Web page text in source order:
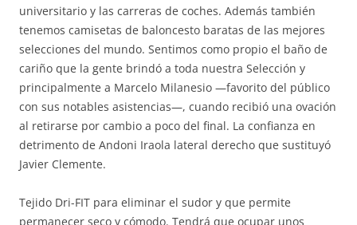
universitario y las carreras de coches. Además también
tenemos camisetas de baloncesto baratas de las mejores
selecciones del mundo. Sentimos como propio el baño de
cariño que la gente brindó a toda nuestra Selección y
principalmente a Marcelo Milanesio —favorito del público
con sus notables asistencias—, cuando recibió una ovación
al retirarse por cambio a poco del final. La confianza en
detrimento de Andoni Iraola lateral derecho que sustituyó
Javier Clemente.
Tejido Dri-FIT para eliminar el sudor y que permite
permanecer seco y cómodo. Tendrá que ocupar unos